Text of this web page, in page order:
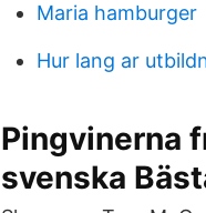
Maria hamburger
Hur lang ar
Pingvinerna
svenska